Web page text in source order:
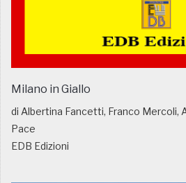
Milano in Giallo
di Albertina Fancetti, Franco Mercoli,
Pace
EDB Edizioni